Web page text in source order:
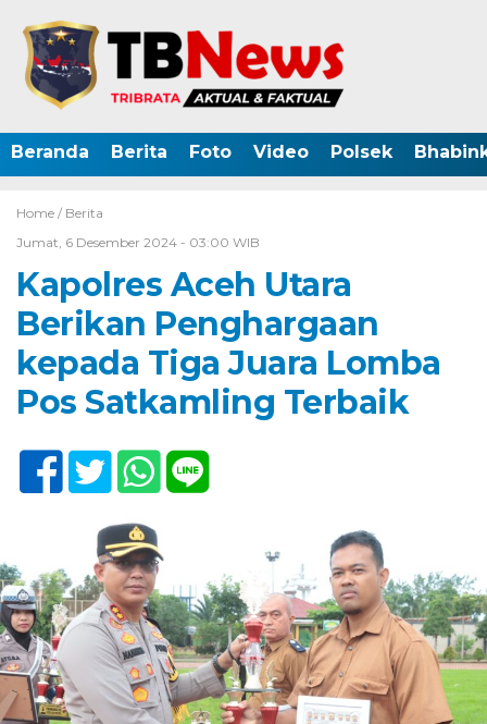
Beranda Berita Foto Video Polsek
Home / Berita
Jumat, 6 Desember 2024 - 03:00 WIB
Kapolres Aceh Utara
Berikan Penghargaan
kepada Tiga Juara Lomba
Pos Satkamling Terbaik